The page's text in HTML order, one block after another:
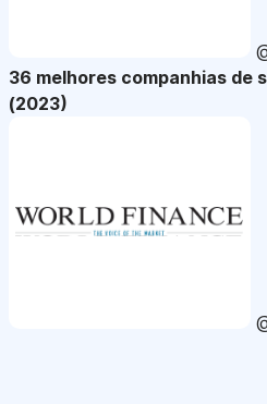
36 melhores companhias de
(2023)